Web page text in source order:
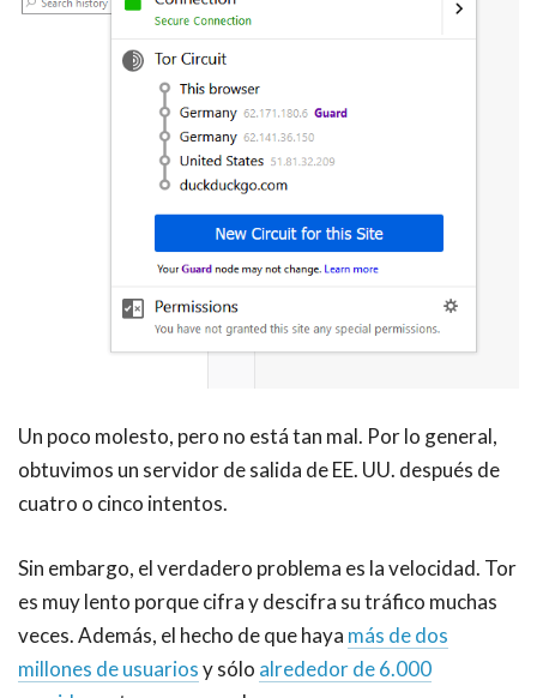
Un poco molesto, pero no está tan mal. Por lo general,
obtuvimos un servidor de salida de EE. UU. después de
cuatro o cinco intentos.
Sin embargo, el verdadero problema es la velocidad. Tor
es muy lento porque cifra y descifra su tráfico muchas
veces. Además, el hecho de que haya más de dos
millones de usuariosy sólo alrededor de 6.000